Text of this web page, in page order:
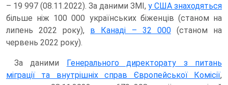
– 19 997 (08.11.2022). За даними ЗМІ, у США знаходяться
більше ніж 100 000 українських біженців (станом на
липень 2022 року), в Канаді – 32 000(станом на
червень 2022 року).
За даними Генерального директорату з питань
міграції та внутрішніх справ Європейської Комісії,